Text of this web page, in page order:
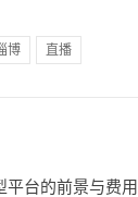
博 直播
平台的前景与费